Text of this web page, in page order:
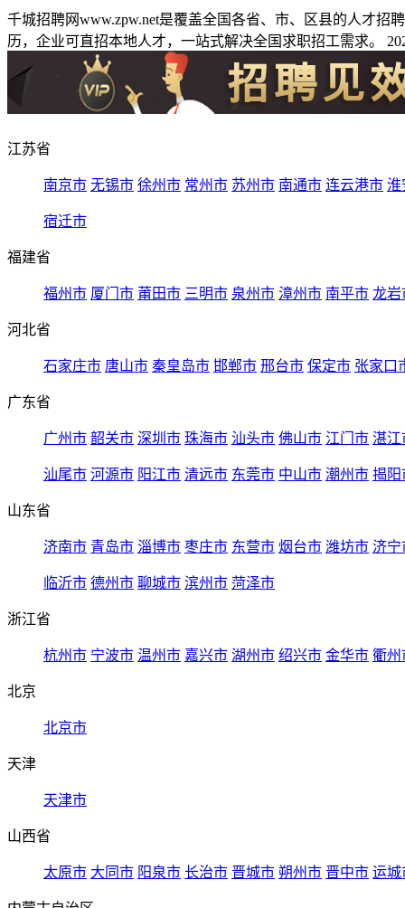
千城招聘网www.zpw.net是覆盖全国各省、市、区县的人才
历，企业可直招本地人才，一站式解决全国求职招工需求。
江苏省
南京市 无锡市 徐州市 常州市 苏州市 南通市 连云港市 淮
宿迁市
福建省
福州市 厦门市 莆田市 三明市 泉州市 漳州市 南平市 龙岩
河北省
石家庄市 唐山市 秦皇岛市 邯郸市 邢台市 保定市 张家口
广东省
广州市 韶关市 深圳市 珠海市 汕头市 佛山市 江门市 湛江
汕尾市 河源市 阳江市 清远市 东莞市 中山市 潮州市 揭阳
山东省
济南市 青岛市 淄博市 枣庄市 东营市 烟台市 潍坊市 济宁
临沂市 德州市 聊城市 滨州市 菏泽市
浙江省
杭州市 宁波市 温州市 嘉兴市 湖州市 绍兴市 金华市 衢州
北京
北京市
天津
天津市
山西省
太原市 大同市 阳泉市 长治市 晋城市 朔州市 晋中市 运城